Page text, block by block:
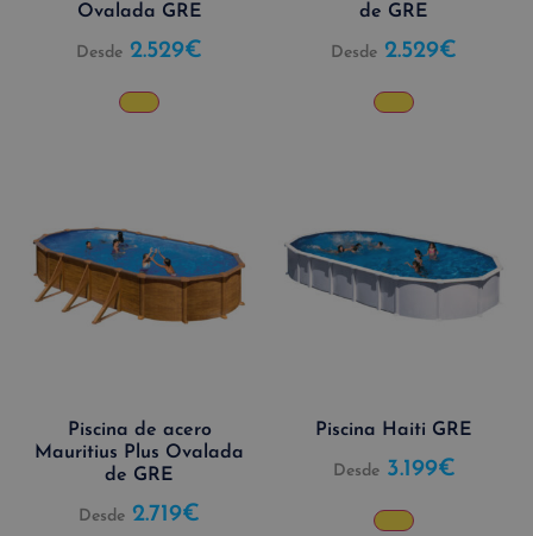
Ovalada GRE
Desde 2.529€
de GRE
Desde 2.529€
Piscina de acero
Mauritius Plus Ovalada
de GRE
Desde 2.719€
Piscina Haiti GRE
Desde 3.199€